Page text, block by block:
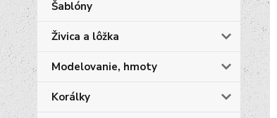
Šablóny
Živica a lôžka
Modelovanie, hmoty
Korálky